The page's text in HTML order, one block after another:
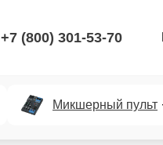
+7 (800) 301-53-70
Микшерный пульт